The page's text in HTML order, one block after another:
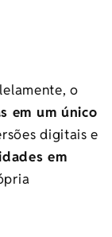
o
em um único
digitais e
em